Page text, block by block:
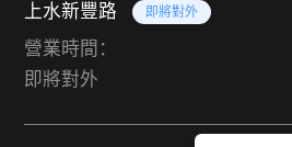
上水新豐路 即將對外
營業時間：
即將對外